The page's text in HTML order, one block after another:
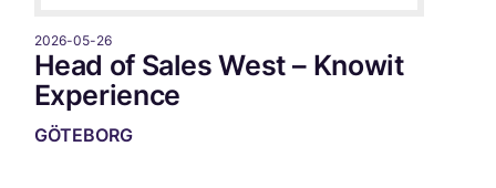
2026-05-26
Head of Sales West – Knowit
Experience
GÖTEBORG